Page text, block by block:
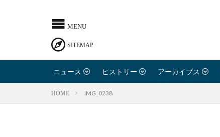
ニュース ヒストリー アーカイブス
HOME IMG_0238